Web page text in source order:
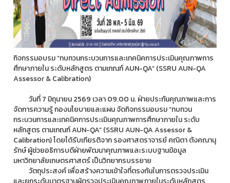
กิจกรรมอบรม “ทบทวนกระบวนการและเทคนิคการประเมินคุณภาพการ
ศึกษาภายใน ระดับหลักสูตร ตามเกณฑ์ AUN-QA” (SSRU AUN-QA
Assessor & Calibration)
วันที่ 7 มิถุนายน 2569 เวลา 09.00 น. ฝ่ายประกันคุณภาพและการ
จัดการความรู้ กองนโยบายและแผน จัดกิจกรรมอบรม “ทบทวน
กระบวนการและเทคนิคการประเมินคุณภาพการศึกษาภายใน ระดับ
หลักสูตร ตามเกณฑ์ AUN-QA” (SSRU AUN-QA Assessor &
Calibration) โดยได้รับเกียรติจาก รองศาสตราจารย์ คณิตา ตังคณานุ
รักษ์ ผู้ช่วยอธิการบดีฝ่ายพัฒนาคุณภาพและระบบฐานข้อมูล
มหาวิทยาลัยเกษตรศาสตร์ เป็นวิทยากรบรรยาย
วัตถุประสงค์ เพื่อสร้างความเข้าใจที่ตรงกันในการตรวจประเมิน